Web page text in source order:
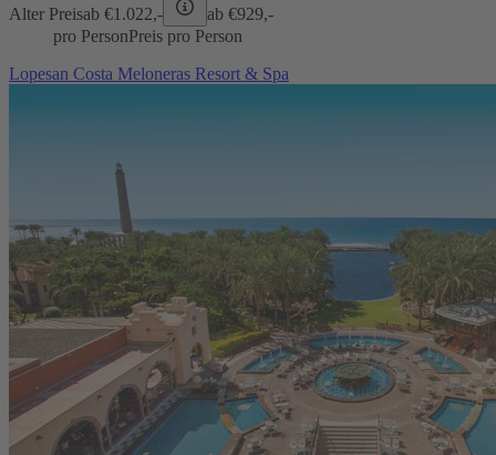
Alter Preisab €1.022,- ab €929,-
pro PersonPreis pro Person
Lopesan Costa Meloneras Resort & Spa